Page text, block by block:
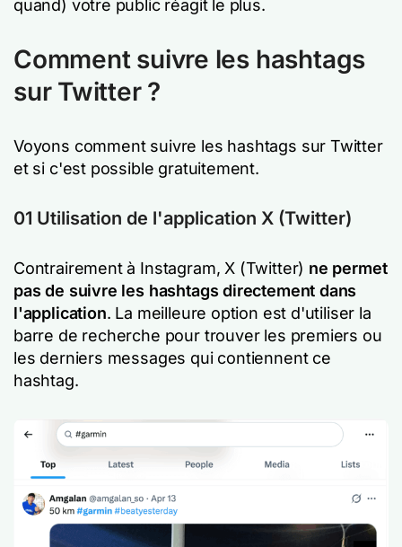
quand) votre public réagit le plus.
Comment suivre les hashtags
sur Twitter ?
Voyons comment suivre les hashtags sur Twitter
et si c'est possible gratuitement.
01 Utilisation de l'application X (Twitter)
Contrairement à Instagram, X (Twitter) ne permet
pas de suivre les hashtags directement dans
l'application. La meilleure option est d'utiliser la
barre de recherche pour trouver les premiers ou
les derniers messages qui contiennent ce
hashtag.